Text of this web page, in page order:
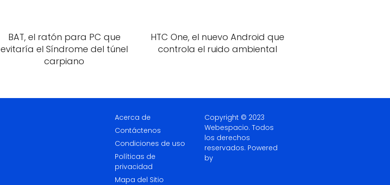
BAT, el ratón para PC que
evitaría el Síndrome del túnel
carpiano
HTC One, el nuevo Android que
controla el ruido ambiental
Acerca de
Contáctenos
Condiciones de uso
Políticas de
privacidad
Mapa del Sitio
Copyright © 2023
Webespacio. Todos
los derechos
reservados. Powered
by